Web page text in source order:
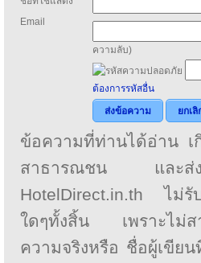
Email
ความลับ)
ต้องการรหัสอื่น
ส่งข้อความ
ยกเลิ
ข้อความที่ท่านได้อ่าน เ
สาธารณชน และส่ง
HotelDirect.in.th ไม่รั
ใดๆทั้งสิ้น เพราะไม่สา
ความจริงหรือ ชื่อผู้เขีย